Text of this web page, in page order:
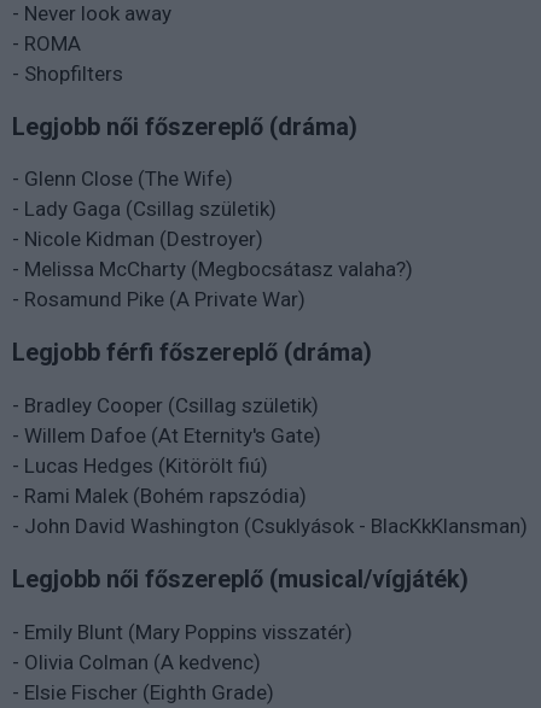
- Never look away
- ROMA
- Shopfilters
Legjobb női főszereplő (dráma)
- Glenn Close (The Wife)
- Lady Gaga (Csillag születik)
- Nicole Kidman (Destroyer)
- Melissa McCharty (Megbocsátasz valaha?)
- Rosamund Pike (A Private War)
Legjobb férfi főszereplő (dráma)
- Bradley Cooper (Csillag születik)
- Willem Dafoe (At Eternity's Gate)
- Lucas Hedges (Kitörölt fiú)
- Rami Malek (Bohém rapszódia)
- John David Washington (Csuklyások - BlacKkKlansman)
Legjobb női főszereplő (musical/vígjáték)
- Emily Blunt (Mary Poppins visszatér)
- Olivia Colman (A kedvenc)
- Elsie Fischer (Eighth Grade)